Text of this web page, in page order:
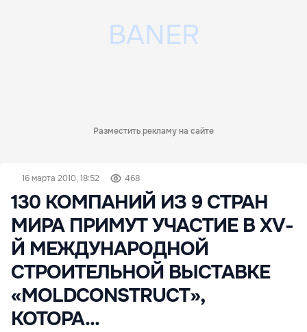
Разместить рекламу на сайте
16 марта 2010, 18:52 468
130 КОМПАНИЙ ИЗ 9 СТРАН
МИРА ПРИМУТ УЧАСТИЕ В XV-
Й МЕЖДУНАРОДНОЙ
СТРОИТЕЛЬНОЙ ВЫСТАВКЕ
«MOLDCONSTRUCT»,
КОТОРА...